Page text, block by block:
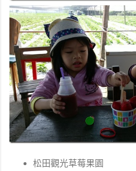
松田觀光草莓果園